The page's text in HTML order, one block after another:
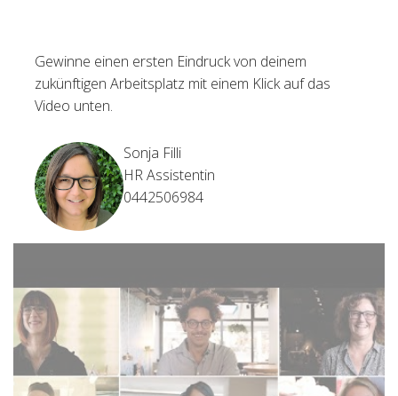
Gewinne einen ersten Eindruck von deinem
zukünftigen Arbeitsplatz mit einem Klick auf das
Video unten.
Sonja Filli
HR Assistentin
0442506984